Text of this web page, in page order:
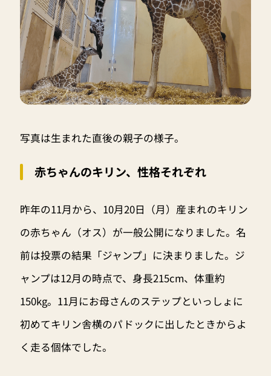
写真は生まれた直後の親子の様子。
赤ちゃんのキリン、性格それぞれ
昨年の11月から、10月20日（月）産まれのキリン
の赤ちゃん（オス）が一般公開になりました。名
前は投票の結果「ジャンプ」に決まりました。ジ
ャンプは12月の時点で、身長215cm、体重約
150kg。11月にお母さんのステップといっしょに
初めてキリン舎横のパドックに出したときからよ
く走る個体でした。